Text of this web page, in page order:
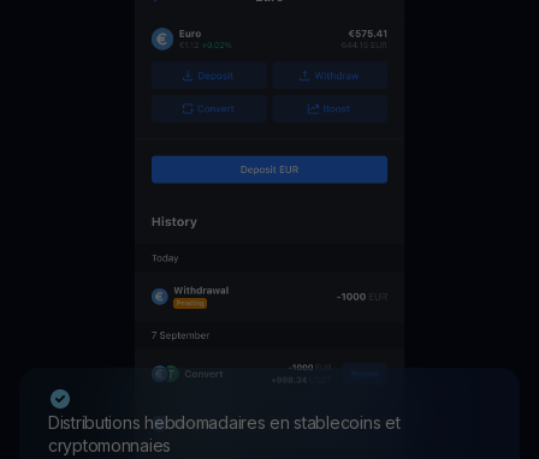
Distributions hebdomadaires en stablecoins et
cryptomonnaies